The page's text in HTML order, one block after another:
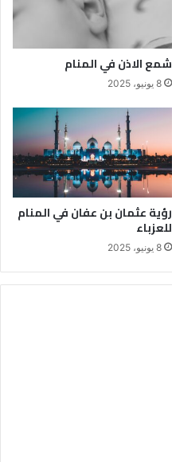
شمع الاذن في المنام
8 يونيو، 2025
رؤية عثمان بن عفان في المنام
للعزباء
8 يونيو، 2025